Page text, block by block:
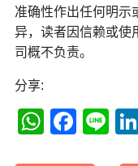
准确性作出任何明示
异，读者因信赖或使
司概不负责。
分享: